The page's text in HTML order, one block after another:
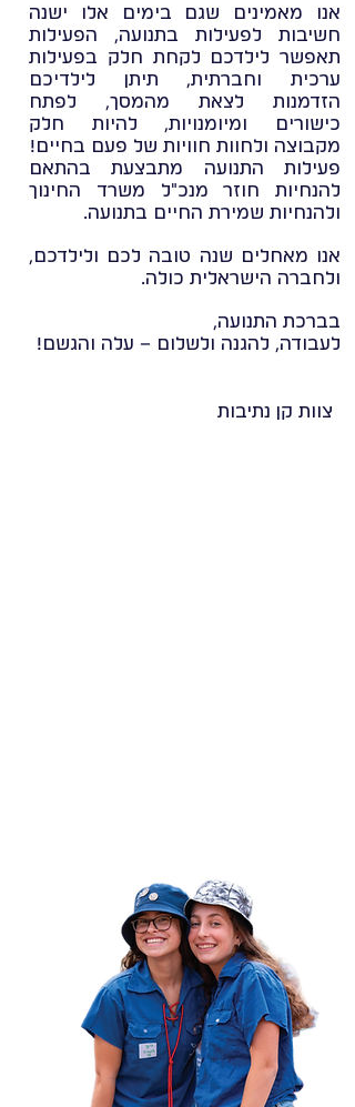
צוות קן נתיבות
אנו מאמינים שגם בימים אלו ישנה
חשיבות לפעילות בתנועה, הפעילות
תאפשר לילדכם לקחת חלק בפעילות
ערכית וחברתית, תיתן לילדיכם
הזדמנות לצאת מהמסך, לפתח
כישורים ומיומנויות, להיות חלק
מקבוצה ולחוות חוויות של פעם בחיים!
פעילות התנועה מתבצעת בהתאם
להנחיות חוזר מנכ"ל משרד החינוך
ולהנחיות שמירת החיים בתנועה.
אנו מאחלים שנה טובה לכם ולילדכם,
ולחברה הישראלית כולה.
בברכת התנועה,
לעבודה, להגנה ולשלום – עלה והגשם!